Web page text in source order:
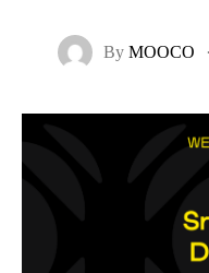
By MOOCO ·